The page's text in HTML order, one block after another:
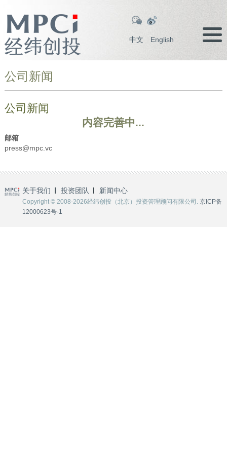
中文 English
公司新闻
公司新闻
内容完善中...
邮箱
press@mpc.vc
关于我们 投资团队 新闻中心
Copyright © 2008-2026经纬创投（北京）投资管理顾问有限公司. 京ICP备
12000623号-1